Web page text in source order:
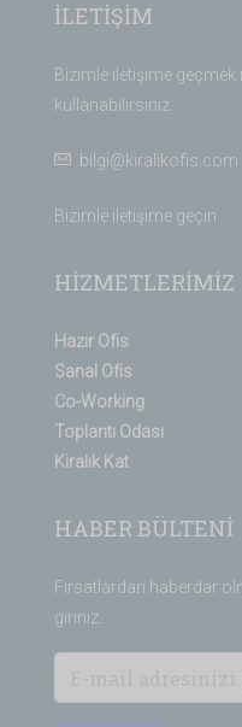
İLETİŞİM
Bizimle iletişime geçmek
kullanabilirsiniz.
bilgi@kiralikofis.com
Bizimle iletişime geçin
HİZMETLERİMİZ
Hazır Ofis
Sanal Ofis
Co-Working
Toplantı Odası
Kiralık Kat
HABER BÜLTENİ
Fırsatlardan haberdar
giriniz.